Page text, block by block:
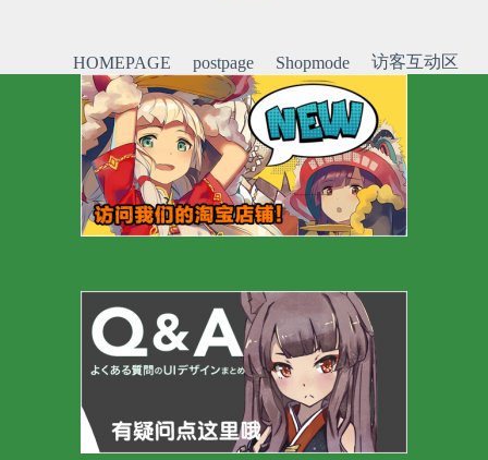
HOMEPAGE postpage Shopmode 访客互动区